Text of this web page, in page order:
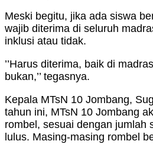
Meski begitu, jika ada siswa
wajib diterima di seluruh
inklusi atau tidak.
’’Harus diterima, baik di
bukan,’’ tegasnya.
Kepala MTsN 10 Jombang,
tahun ini, MTsN 10 Jombang
rombel, sesuai dengan jumlah
lulus. Masing-masing rombel